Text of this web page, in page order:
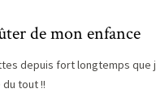
de mon enfance
depuis fort longtemps que
du tout !!